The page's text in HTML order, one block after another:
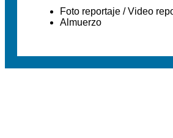
Foto reportaje / Video
Almuerzo